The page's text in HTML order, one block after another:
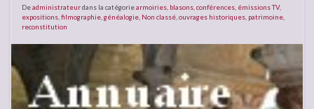
Deadministrateurdans la catégoriearmoiries, blasons conférences émissions TV,
expositions filmographie généalogie Non classé ouvrages historiques patrimoine
reconstitution